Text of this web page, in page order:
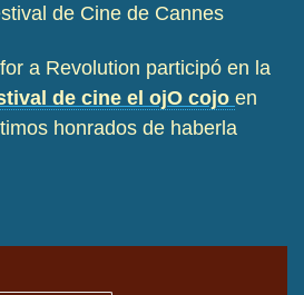
de Cine de Cannes
a Revolution participó en la
de cine el ojO cojo en
honrados de haberla